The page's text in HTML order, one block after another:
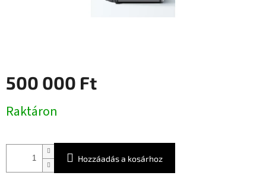
500 000 Ft
Raktáron
Hozzáadás a kosárhoz